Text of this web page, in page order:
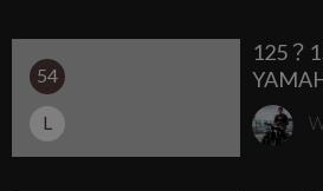
擎」的轉子技術，這就是我們今天要
這不僅是鈴木工程師的熱血結晶，
正量產化的轉子引擎摩托車。
54
L
125？
XR 一